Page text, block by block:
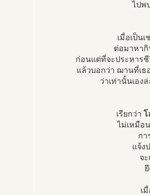
ไปพ
เมื่อเป็น
ต่อมาหากิ
ก่อนแต่ที่จะประหาร
แล้วบอกว่า ฌานที่เธ
ว่าเท่านั้นเอง
เรียกว่า โ
ไม่เหมือ
กา
แจ้ง
จ
เ